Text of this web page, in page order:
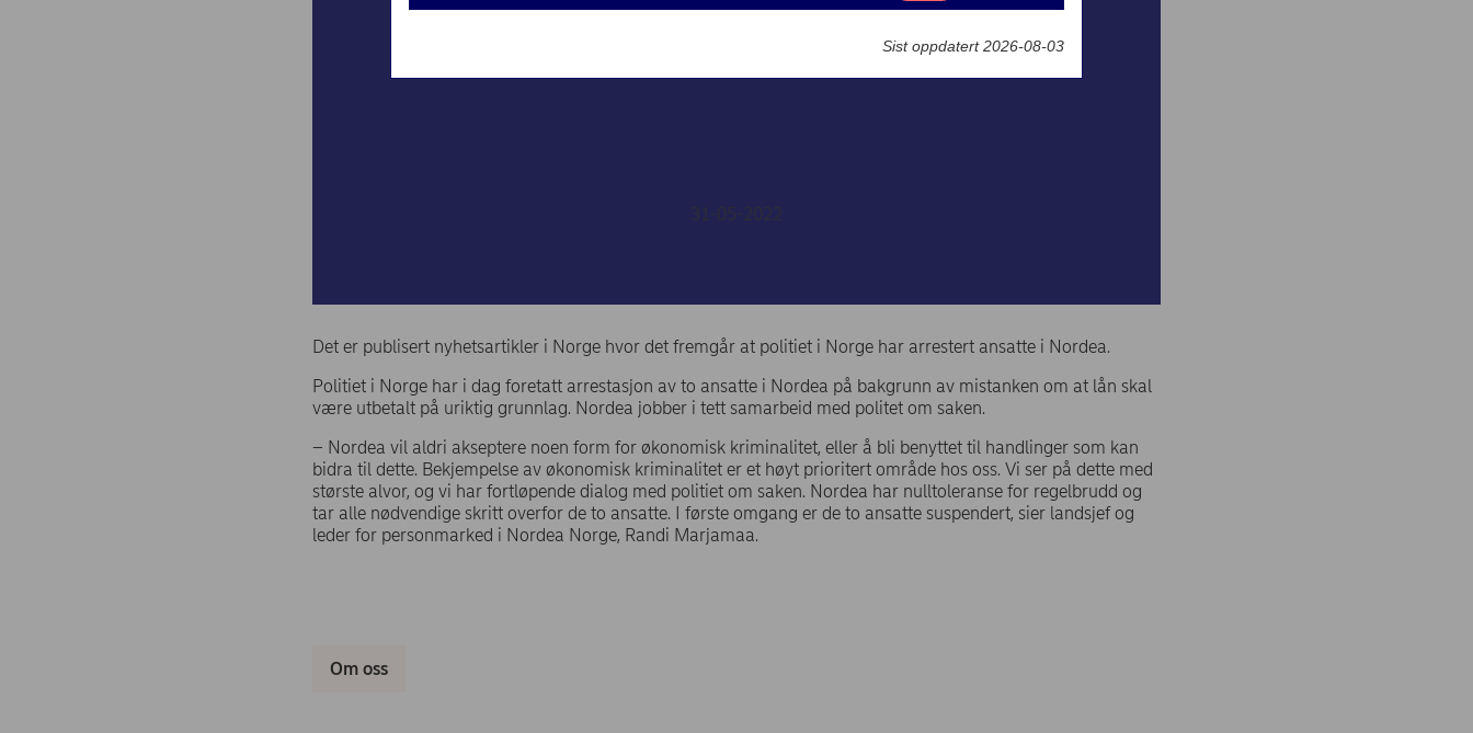
31-05-2022
Det er publisert nyhetsartikler i Norge hvor det fremgår at politiet i Norge har arrestert ansatte i Nordea.
Politiet i Norge har i dag foretatt arrestasjon av to ansatte i Nordea på bakgrunn av mistanken om at lån skal
være utbetalt på uriktig grunnlag. Nordea jobber i tett samarbeid med politet om saken.
– Nordea vil aldri akseptere noen form for økonomisk kriminalitet, eller å bli benyttet til handlinger som kan
bidra til dette. Bekjempelse av økonomisk kriminalitet er et høyt prioritert område hos oss. Vi ser på dette med
største alvor, og vi har fortløpende dialog med politiet om saken. Nordea har nulltoleranse for regelbrudd og
tar alle nødvendige skritt overfor de to ansatte. I første omgang er de to ansatte suspendert, sier landsjef og
leder for personmarked i Nordea Norge, Randi Marjamaa.
Om oss
Markedsføring
Sist oppdatert 2026-08-03